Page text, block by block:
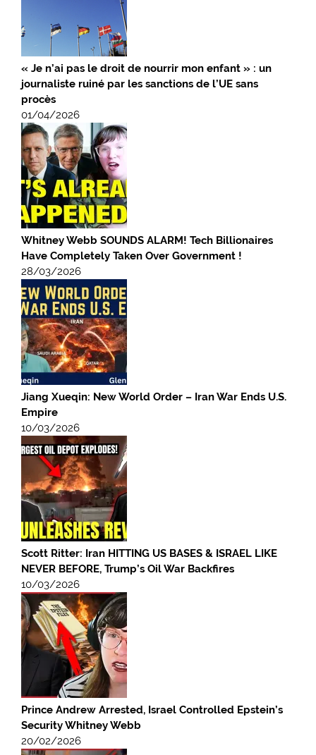
« Je n’ai pas le droit de nourrir mon enfant » : un
journaliste ruiné par les sanctions de l’UE sans
procès
01/04/2026
Whitney Webb SOUNDS ALARM! Tech Billionaires
Have Completely Taken Over Government !
28/03/2026
Jiang Xueqin: New World Order – Iran War Ends U.S.
Empire
10/03/2026
Scott Ritter: Iran HITTING US BASES & ISRAEL LIKE
NEVER BEFORE, Trump’s Oil War Backfires
10/03/2026
Prince Andrew Arrested, Israel Controlled Epstein’s
Security Whitney Webb
20/02/2026